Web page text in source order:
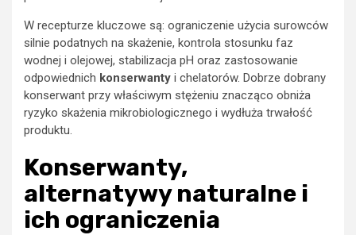
W recepturze kluczowe są: ograniczenie użycia surowców
silnie podatnych na skażenie, kontrola stosunku faz
wodnej i olejowej, stabilizacja pH oraz zastosowanie
odpowiednich konserwanty i chelatorów. Dobrze dobrany
konserwant przy właściwym stężeniu znacząco obniża
ryzyko skażenia mikrobiologicznego i wydłuża trwałość
produktu.
Konserwanty,
alternatywy naturalne i
ich ograniczenia